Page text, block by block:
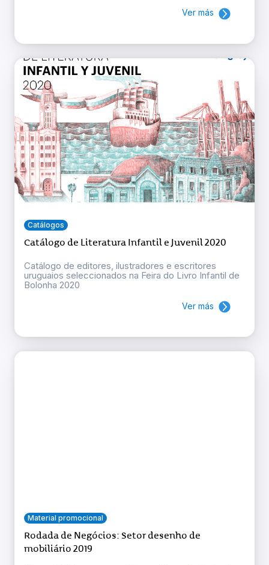
Ver más
Catálogos
Catálogo de Literatura Infantil e Juvenil 2020
Catálogo de editores, ilustradores e escritores
uruguaios seleccionados na Feira do Livro Infantil de
Bolonha 2020
Ver más
Material promocional
Rodada de Negócios: Setor desenho de
mobiliário 2019